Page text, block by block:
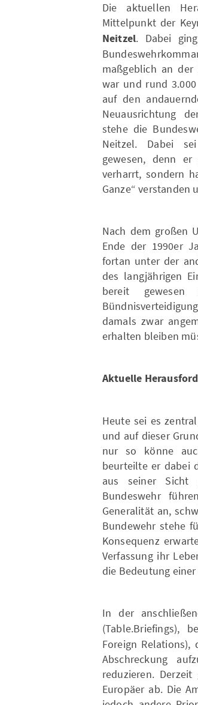
Die aktuellen
Mittelpunkt der
Neitzel. Dabei
maßgeblich an der
war und rund
auf den
Neuausrichtung
stehe die
Neitzel. Dabei
gewesen, denn
verharrt, sondern
Ganze“ verstanden
Nach dem großen
Ende der 1990er
fortan unter der
des langjährigen
bereit
damals zwar
erhalten bleiben
Aktuelle
Heute sei es
und auf dieser
nur so könne
beurteilte er dabei
aus seiner Sicht
Bundeswehr
Generalität an,
Bundewehr stehe
Konsequenz
Verfassung ihr
die Bedeutung
In der
(Table.Briefings),
Foreign
Abschreckung
reduzieren.
Europäer ab. Die